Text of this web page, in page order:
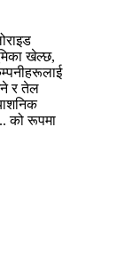
खेल्छ,
र तेल
को रूपमा